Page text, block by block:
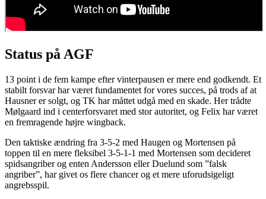
Status på AGF
13 point i de fem kampe efter vinterpausen er mere end godkendt. Et
stabilt forsvar har været fundamentet for vores succes, på trods af at
Hausner er solgt, og TK har måttet udgå med en skade. Her trådte
Mølgaard ind i centerforsvaret med stor autoritet, og Felix har været
en fremragende højre wingback.
Den taktiske ændring fra 3-5-2 med Haugen og Mortensen på
toppen til en mere fleksibel 3-5-1-1 med Mortensen som decideret
spidsangriber og enten Andersson eller Duelund som ”falsk
angriber”, har givet os flere chancer og et mere uforudsigeligt
angrebsspil.